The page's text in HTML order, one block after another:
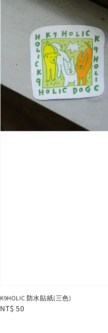
K9HOLIC 防水貼紙(三色)
Regular
NT$ 50